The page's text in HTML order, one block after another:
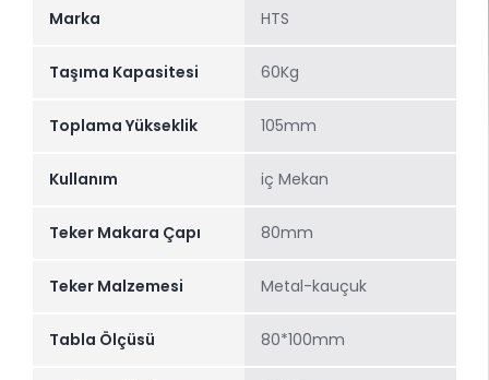
Marka HTS
Taşıma Kapasitesi 60Kg
Toplama Yükseklik 105mm
Kullanım iç Mekan
Teker Makara Çapı 80mm
Teker Malzemesi Metal-kauçuk
Tabla Ölçüsü 80*100mm